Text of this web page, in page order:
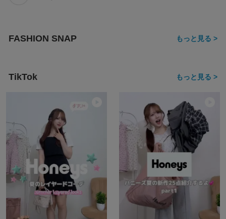
FASHION SNAP もっと見る >
TikTok もっと見る >